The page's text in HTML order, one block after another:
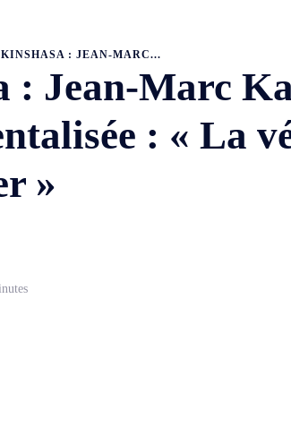
KINSHASA : JEAN-MARC...
: Jean-Marc
: « La
»